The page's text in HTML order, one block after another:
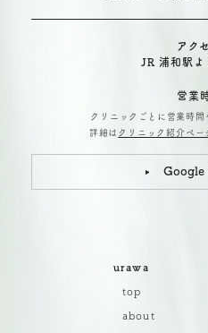
アク
JR 浦和駅
営業
クリニックごとに営業時間
詳細は クリニック紹介ペー
Google
urawa
top
about